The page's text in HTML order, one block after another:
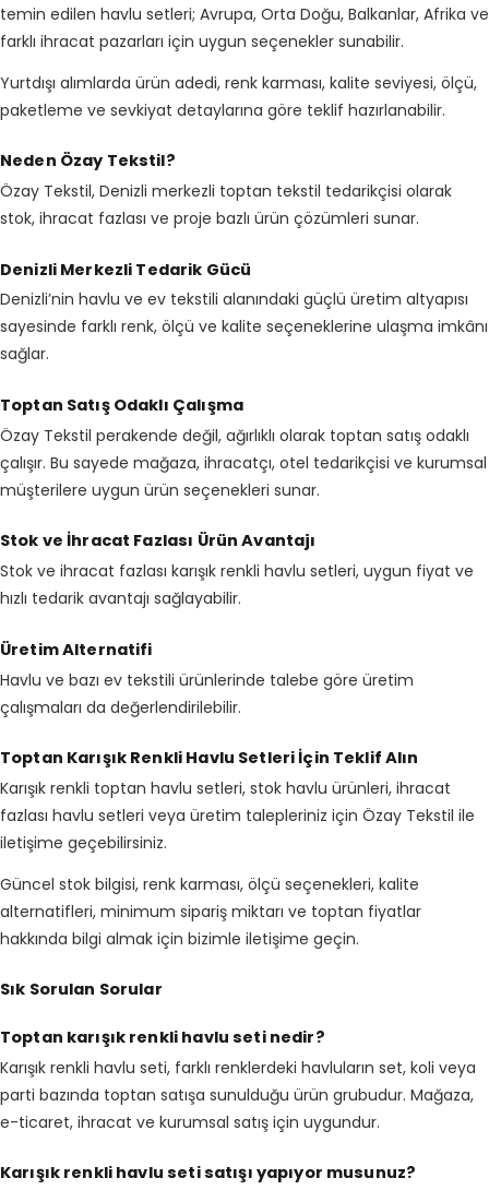
temin edilen havlu setleri; Avrupa, Orta Doğu, Balkanlar, Afrika ve
farklı ihracat pazarları için uygun seçenekler sunabilir.
Yurtdışı alımlarda ürün adedi, renk karması, kalite seviyesi, ölçü,
paketleme ve sevkiyat detaylarına göre teklif hazırlanabilir.
Neden Özay Tekstil?
Özay Tekstil, Denizli merkezli toptan tekstil tedarikçisi olarak
stok, ihracat fazlası ve proje bazlı ürün çözümleri sunar.
Denizli Merkezli Tedarik Gücü
Denizli’nin havlu ve ev tekstili alanındaki güçlü üretim altyapısı
sayesinde farklı renk, ölçü ve kalite seçeneklerine ulaşma imkânı
sağlar.
Toptan Satış Odaklı Çalışma
Özay Tekstil perakende değil, ağırlıklı olarak toptan satış odaklı
çalışır. Bu sayede mağaza, ihracatçı, otel tedarikçisi ve kurumsal
müşterilere uygun ürün seçenekleri sunar.
Stok ve İhracat Fazlası Ürün Avantajı
Stok ve ihracat fazlası karışık renkli havlu setleri, uygun fiyat ve
hızlı tedarik avantajı sağlayabilir.
Üretim Alternatifi
Havlu ve bazı ev tekstili ürünlerinde talebe göre üretim
çalışmaları da değerlendirilebilir.
Toptan Karışık Renkli Havlu Setleri İçin Teklif Alın
Karışık renkli toptan havlu setleri, stok havlu ürünleri, ihracat
fazlası havlu setleri veya üretim talepleriniz için Özay Tekstil ile
iletişime geçebilirsiniz.
Güncel stok bilgisi, renk karması, ölçü seçenekleri, kalite
alternatifleri, minimum sipariş miktarı ve toptan fiyatlar
hakkında bilgi almak için bizimle iletişime geçin.
Sık Sorulan Sorular
Toptan karışık renkli havlu seti nedir?
Karışık renkli havlu seti, farklı renklerdeki havluların set, koli veya
parti bazında toptan satışa sunulduğu ürün grubudur. Mağaza,
e-ticaret, ihracat ve kurumsal satış için uygundur.
Karışık renkli havlu seti satışı yapıyor musunuz?